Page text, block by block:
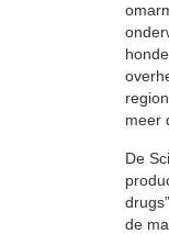
meer
De
de